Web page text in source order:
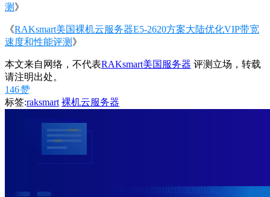
测 》
《RAKsmart美国裸机云服务器E5-2620方案大陆优化VIP带宽
速度和性能评测 》
本文来自网络，不代表RAKsmart美国服务器 评测立场，转载
请注明出处。
146赞
标签:raksmart 裸机云服务器